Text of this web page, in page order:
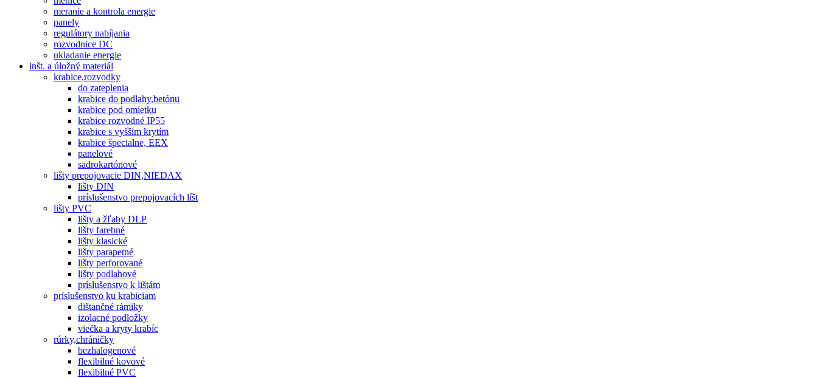
meranie a kontrola energie
panely
regulátory nabíjania
rozvodnice DC
ukladanie energie
inšt. a úložný materiál
krabice,rozvodky
do zateplenia
krabice do podlahy,betónu
krabice pod omietku
krabice rozvodné IP55
krabice s vyšším krytím
krabice špecialne, EEX
panelové
sadrokartónové
lišty prepojovacie DIN,NIEDAX
lišty DIN
príslušenstvo prepojovacích líšt
lišty PVC
lišty a žľaby DLP
lišty farebné
lišty klasické
lišty parapetné
lišty perforované
lišty podlahové
príslušenstvo k lištám
príslušenstvo ku krabiciam
dištančné rámiky
izolacné podložky
viečka a kryty krabíc
rúrky,chráničky
bezhalogenové
flexibilné kovové
flexibilné PVC